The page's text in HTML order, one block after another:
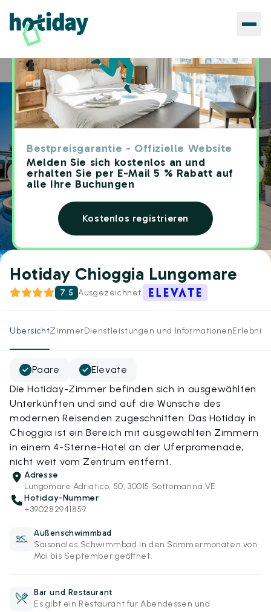
Bestpreisgarantie - Offizielle Website
Melden Sie sich kostenlos an und
erhalten Sie per E-Mail 5 % Rabatt auf
alle Ihre Buchungen
Kostenlos registrieren
Home Hotels Hotiday Chioggia Lungomare
Hotiday Chioggia Lungomare
7.5 Ausgezeichnet
ÜbersichtZimmerDienstleistungen und Informationen
Paare
Elevate
Die Hotiday-Zimmer befinden sich in ausgewählten
Unterkünften und sind auf die Wünsche des
modernen Reisenden zugeschnitten. Das Hotiday in
Chioggia ist ein Bereich mit ausgewählten Zimmern
in einem 4-Sterne-Hotel an der Uferpromenade,
nicht weit vom Zentrum entfernt.
Adresse
Lungomare Adriatico, 50, 30015 Sottomarina VE
Hotiday-Nummer
+390282941859
Außenschwimmbad
Saisonales Schwimmbad in den Sommermonaten von
Mai bis September geöffnet.
Bar und Restaurant
Es gibt ein Restaurant für Abendessen und